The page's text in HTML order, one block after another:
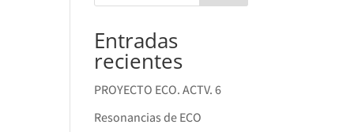
Entradas
recientes
PROYECTO ECO. ACTV. 6
Resonancias de ECO